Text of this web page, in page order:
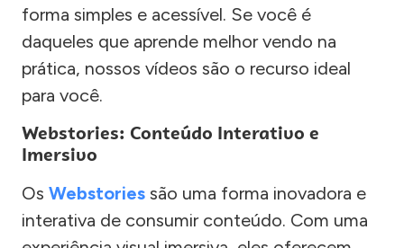
forma simples e acessível. Se você é
daqueles que aprende melhor vendo na
prática, nossos vídeos são o recurso ideal
para você.
Webstories: Conteúdo Interativo e
Imersivo
Os Webstories são uma forma inovadora e
interativa de consumir conteúdo. Com uma